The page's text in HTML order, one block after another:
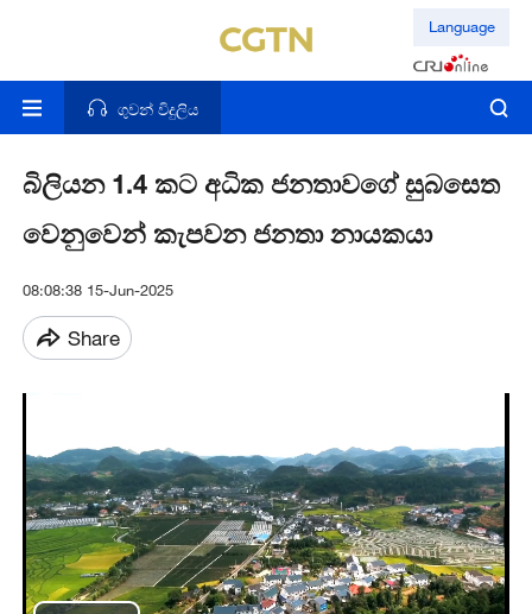
Language
ගුවන් විදුලිය
බිලියන 1.4 කට අධික ජනතාවගේ සුබසෙත
වෙනුවෙන් කැපවන ජනතා නායකයා
08:08:38 15-Jun-2025
Share